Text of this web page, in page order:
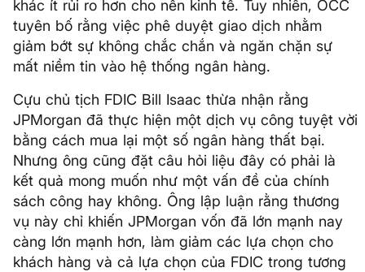
khác ít rủi ro hơn cho nền kinh tế. Tuy nhiên, OCC
tuyên bố rằng việc phê duyệt giao dịch nhằm
giảm bớt sự không chắc chắn và ngăn chặn sự
mất niềm tin vào hệ thống ngân hàng.
Cựu chủ tịch FDIC Bill Isaac thừa nhận rằng
JPMorgan đã thực hiện một dịch vụ công tuyệt vời
bằng cách mua lại một số ngân hàng thất bại.
Nhưng ông cũng đặt câu hỏi liệu đây có phải là
kết quả mong muốn như một vấn đề của chính
sách công hay không. Ông lập luận rằng thương
vụ này chỉ khiến JPMorgan vốn đã lớn mạnh nay
càng lớn mạnh hơn, làm giảm các lựa chọn cho
khách hàng và cả lựa chọn của FDIC trong tương